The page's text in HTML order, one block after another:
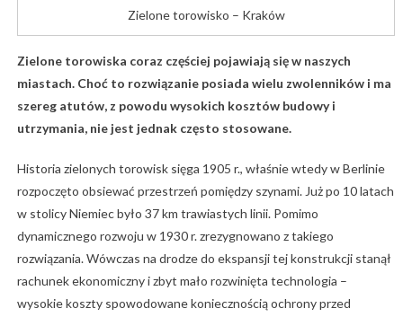
Zielone torowisko – Kraków
Zielone torowiska coraz częściej pojawiają się w naszych
miastach. Choć to rozwiązanie posiada wielu zwolenników i ma
szereg atutów, z powodu wysokich kosztów budowy i
utrzymania, nie jest jednak często stosowane.
Historia zielonych torowisk sięga 1905 r., właśnie wtedy w Berlinie
rozpoczęto obsiewać przestrzeń pomiędzy szynami. Już po 10 latach
w stolicy Niemiec było 37 km trawiastych linii. Pomimo
dynamicznego rozwoju w 1930 r. zrezygnowano z takiego
rozwiązania. Wówczas na drodze do ekspansji tej konstrukcji stanął
rachunek ekonomiczny i zbyt mało rozwinięta technologia –
wysokie koszty spowodowane koniecznością ochrony przed